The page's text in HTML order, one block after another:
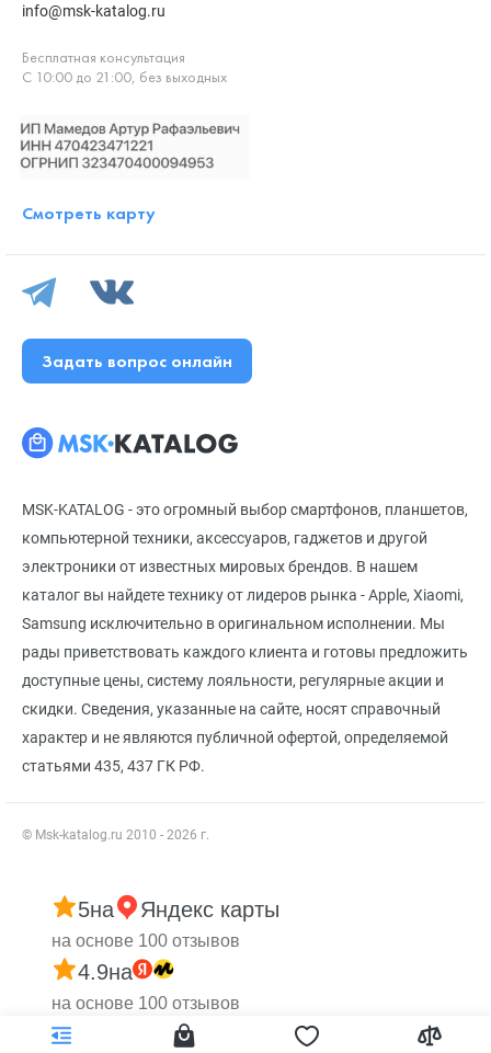
MSK-KATALOG - это огромный выбор смартфонов, планшетов,
компьютерной техники, аксессуаров, гаджетов и другой
электроники от известных мировых брендов. В нашем
каталог вы найдете технику от лидеров рынка - Apple, Xiaomi,
Samsung исключительно в оригинальном исполнении. Мы
рады приветствовать каждого клиента и готовы предложить
доступные цены, систему лояльности, регулярные акции и
скидки. Сведения, указанные на сайте, носят справочный
характер и не являются публичной офертой, определяемой
статьями 435, 437 ГК РФ.
© Msk-katalog.ru 2010 - 2026 г.
info@msk-katalog.ru
Бесплатная консультация
С 10:00 до 21:00, без выходных
Смотреть карту
Задать вопрос онлайн
5на Яндекс карты
на основе 100 отзывов
4.9на
на основе 100 отзывов